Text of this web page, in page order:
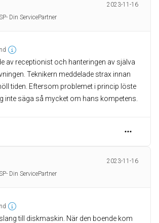
2023-11-16
Din ServicePartner
av receptionist och hanteringen av själva
Teknikern meddelade strax innan
tiden. Eftersom problemet i princip löste
inte säga så mycket om hans kompetens.
2023-11-16
Din ServicePartner
till diskmaskin. När den boende kom